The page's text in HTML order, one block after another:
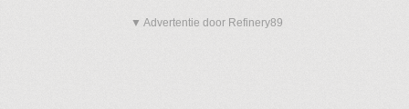
▼ Advertentie door Refinery89